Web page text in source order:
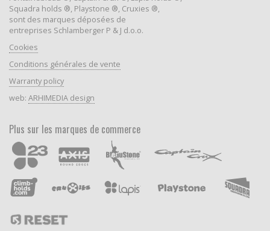
Squadra holds ®, Playstone ®, Cruxies ®,
sont des marques déposées de
entreprises Schlamberger P & J d.o.o.
Cookies
Conditions générales de vente
Warranty policy
web: ARHIMEDIA design
Plus sur les marques de commerce